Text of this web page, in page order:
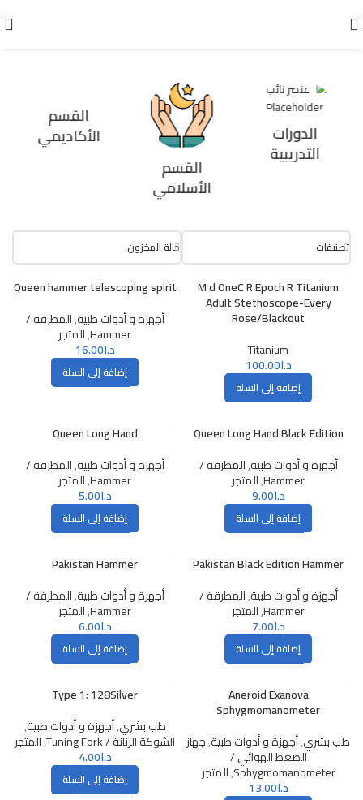
الدورات
التدريبية
القسم
الأسلامي
القسم
الأكاديمي
تصنيفات حالة المخزون
M d OneC R Epoch R Titanium
Adult Stethoscope-Every
Rose/Blackout
Titanium
د.ا100.00
إضافة إلى السلة
Queen hammer telescoping spirit
أجهزة و أدوات طبية,المطرقة /
Hammer
,المتجر
د.ا16.00
إضافة إلى السلة
Queen Long Hand Black Edition
أجهزة و أدوات طبية,المطرقة /
Hammer
,المتجر
د.ا9.00
إضافة إلى السلة
Queen Long Hand
أجهزة و أدوات طبية,المطرقة /
Hammer
,المتجر
د.ا5.00
إضافة إلى السلة
Pakistan Black Edition Hammer
أجهزة و أدوات طبية,المطرقة /
Hammer
,المتجر
د.ا7.00
إضافة إلى السلة
Pakistan Hammer
أجهزة و أدوات طبية,المطرقة /
Hammer
,المتجر
د.ا6.00
إضافة إلى السلة
Aneroid Exanova
Sphygmomanometer
طب بشري,أجهزة و أدوات طبية,جهاز
الضغط الهوائي /
Sphygmomanometer
,المتجر
د.ا13.00
Type 1: 128Silver
طب بشري,أجهزة و أدوات طبية,
الشوكة الرنانة / Tuning Fork ,المتجر
د.ا4.00
إضافة إلى السلة